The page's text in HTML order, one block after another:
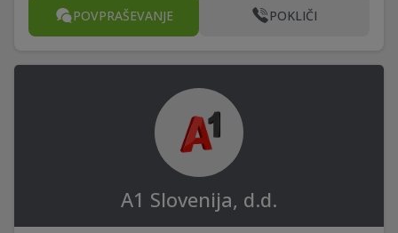
POVPRAŠEVANJE POKLIČI
A1 Slovenija, d.d.